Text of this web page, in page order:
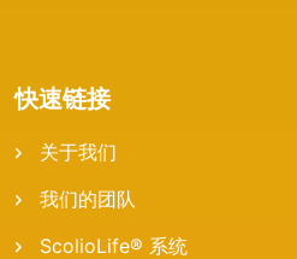
快速链接
关于我们
我们的团队
ScolioLife® 系统